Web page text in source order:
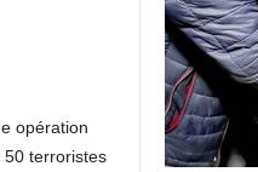
opération
terroristes